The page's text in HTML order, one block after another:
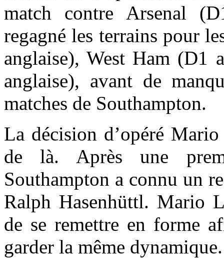
match contre Arsenal
regagné les terrains pour
anglaise), West Ham (D1
anglaise), avant de
matches de Southampton.
La décision d’opéré
de là. Après une
Southampton a connu un
Ralph Hasenhüttl. Mario
de se remettre en forme
garder la même dynamique.